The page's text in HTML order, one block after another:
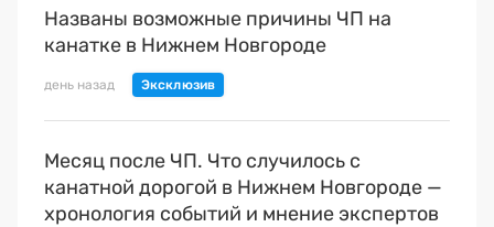
Названы возможные причины ЧП на
канатке в Нижнем Новгороде
день назад
Месяц после ЧП. Что случилось с
канатной дорогой в Нижнем Новгороде —
хронология событий и мнение экспертов